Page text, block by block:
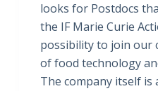
looks for Postdocs
the IF Marie Curie
possibility to join our
of food technology
The company itself is